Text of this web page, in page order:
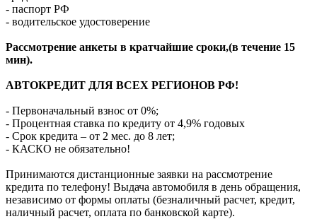
- паспорт РФ
- водительское удостоверение
Рассмотрение анкеты в кратчайшие сроки,(в течение 15
мин).
АВТОКРЕДИТ ДЛЯ ВСЕХ РЕГИОНОВ РФ!
- Первоначальный взнос от 0%;
- Процентная ставка по кредиту от 4,9% годовых
- Срок кредита – от 2 мес. до 8 лет;
- КАСКО не обязательно!
Принимаются дистанционные заявки на рассмотрение
кредита по телефону! Выдача автомобиля в день обращения,
независимо от формы оплаты (безналичный расчет, кредит,
наличный расчет, оплата по банковской карте).